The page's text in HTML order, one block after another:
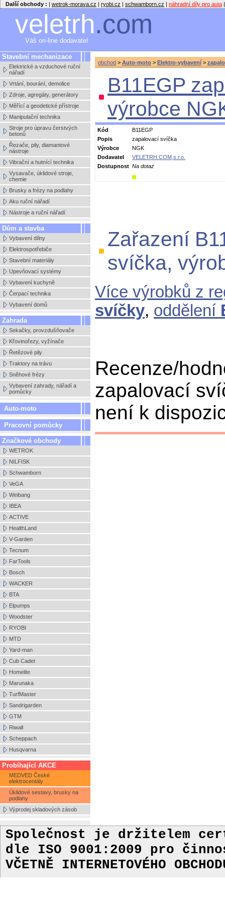
Další obchody : | wetrok-morava.cz | ryobi.cz | schwamborn.cz | náhradní díly pro auta |
veletrh.com
Váš on-line dodavatel
Stavební mechanizace
Elektrické a vzduchové ruční
nářadí
Vrtání, bourání, demolice
Zdroje, agregáty, generátory
Měřící a geodetické přístroje
Manipulační technika
Stroje pro úpravu čerstvých
betonů
Řezače, pily, diamantové
nástroje
Vibrační a hutnící technika
Vysavače, úklidové stroje,
chemie
Brusky a frézy na podlahy
Aku ruční nářadí
Nástroje a ruční nářadí
Dům a stavba
Vybavení dílny
Elektrospotřebiče
Stavební materiály
Upevňovací systémy
Vybavení kuchyně
Čerpací technika
Vybavení domů
Zahrada
Sekačky, provzdušňovače
Křovinořezy, vyžínače
Řetězové pily
Traktory na trávu
Sněhové frézy
Vybavení zahrady, nářadí a
pomůcky
Auto-moto
Pracovní pomůcky
Značkové obchody
WETROK
NILFISK
Schwamborn
VeGA
Weibang
IBEA
ACTIVE
HealthLand
V-Garden
Tecnum
FarTools
Bosch
WACKER
BTA
Elpumps
Woodster
RYOBI
MTD
Yard-man
Cub Cadet
Homelite
Marunaka
TurfMaster
Sandrigarden
GTM
Riwall
Scheppach
Husqvarna
Probíhající AKCE
MEDVED České
elektrocentály
Úklidové sestavy, brusky na
podlahy
Výprodej skladových zásob
obchod > Auto-moto > Elektro-vybavení >
B11EGP
výrobce
Kód
B11EGP
Popis
zapalovací svíčka
Výrobce
NGK
Dodavatel
VELETRH.COM,s.r.o.
Dostupnost Na dotaz
Zařazení
svíčka,
Více výrobků z
svíčky, oddělení
Recenze/
zapalovací
není k
Společnost je držitelem
dle ISO 9001:2009 pro
VČETNĚ INTERNETOVÉHO